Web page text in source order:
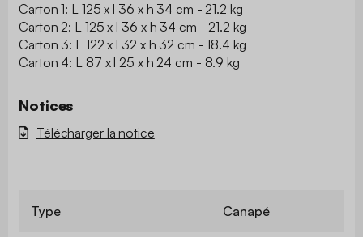
Carton 1: L 125 x l 36 x h 34 cm - 21.2 kg
Carton 2: L 125 x l 36 x h 34 cm - 21.2 kg
Carton 3: L 122 x l 32 x h 32 cm - 18.4 kg
Carton 4: L 87 x l 25 x h 24 cm - 8.9 kg
Notices
Télécharger la notice
Type Canapé